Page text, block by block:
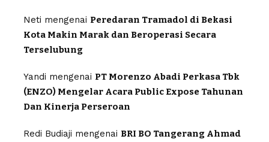
Neti mengenai Peredaran Tramadol di Bekasi
Kota Makin Marak dan Beroperasi Secara
Terselubung
Yandi mengenai PT Morenzo Abadi Perkasa Tbk
(ENZO) Mengelar Acara Public Expose Tahunan
Dan Kinerja Perseroan
Redi Budiaji mengenai BRI BO Tangerang Ahmad